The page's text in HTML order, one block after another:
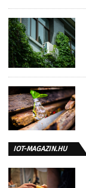
IOT-MAGAZIN.HU